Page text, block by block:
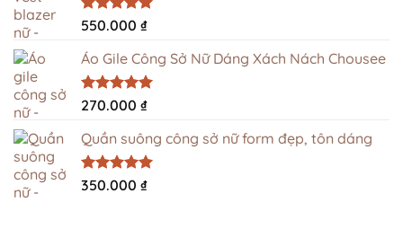
Được xếp
5 sao
550.000 ₫
Áo Gile Công Sở Nữ Dáng Xách Nách Chousee
Được xếp
5 sao
270.000 ₫
Quần suông công sở nữ form đẹp, tôn dáng
Được xếp
350.000 ₫